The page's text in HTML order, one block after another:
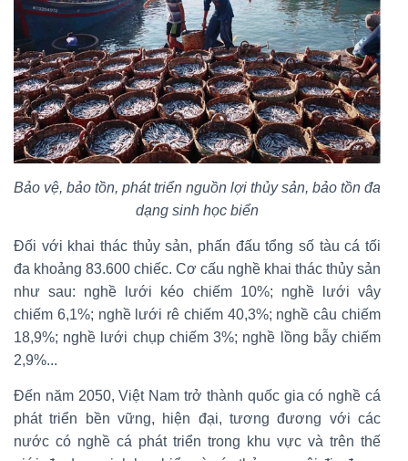
Bảo vệ, bảo tồn, phát triển nguồn lợi thủy sản, bảo tồn đa
dạng sinh học biển
Đối với khai thác thủy sản, phấn đấu tổng số tàu cá tối
đa khoảng 83.600 chiếc. Cơ cấu nghề khai thác thủy sản
như sau: nghề lưới kéo chiếm 10%; nghề lưới vây
chiếm 6,1%; nghề lưới rê chiếm 40,3%; nghề câu chiếm
18,9%; nghề lưới chụp chiếm 3%; nghề lồng bẫy chiếm
2,9%...
Đến năm 2050, Việt Nam trở thành quốc gia có nghề cá
phát triển bền vững, hiện đại, tương đương với các
nước có nghề cá phát triển trong khu vực và trên thế